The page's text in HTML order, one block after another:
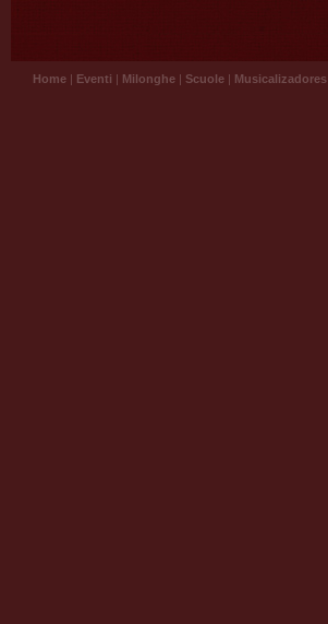
Home | Eventi | Milonghe | Scuole | Musicalizadores